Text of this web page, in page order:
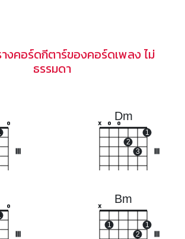
งคอร์ดกีตาร์ของคอร์ดเพลง ไม่
ธรรมดา
o
Dm
x o o
2
3
1
o
Bm
x
1
2
1